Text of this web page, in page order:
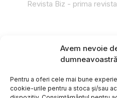
Avem nevoie
dumneavoastră
Pentru a oferi cele mai bune
cookie-urile pentru a stoca și/sau
Revista Biz - prima